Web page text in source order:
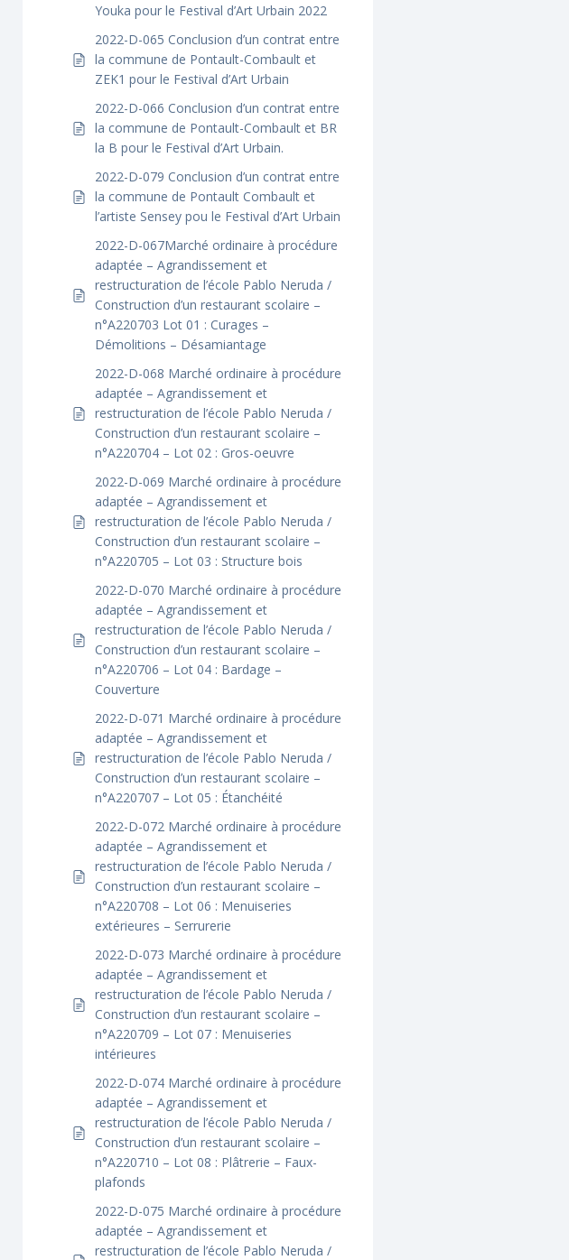
Youka pour le Festival d’Art Urbain 2022
2022-D-065 Conclusion d’un contrat entre
la commune de Pontault-Combault et
ZEK1 pour le Festival d’Art Urbain
2022-D-066 Conclusion d’un contrat entre
la commune de Pontault-Combault et BR
la B pour le Festival d’Art Urbain.
2022-D-079 Conclusion d’un contrat entre
la commune de Pontault Combault et
l’artiste Sensey pou le Festival d’Art Urbain
2022-D-067Marché ordinaire à procédure
adaptée – Agrandissement et
restructuration de l’école Pablo Neruda /
Construction d’un restaurant scolaire –
n°A220703 Lot 01 : Curages –
Démolitions – Désamiantage
2022-D-068 Marché ordinaire à procédure
adaptée – Agrandissement et
restructuration de l’école Pablo Neruda /
Construction d’un restaurant scolaire –
n°A220704 – Lot 02 : Gros-oeuvre
2022-D-069 Marché ordinaire à procédure
adaptée – Agrandissement et
restructuration de l’école Pablo Neruda /
Construction d’un restaurant scolaire –
n°A220705 – Lot 03 : Structure bois
2022-D-070 Marché ordinaire à procédure
adaptée – Agrandissement et
restructuration de l’école Pablo Neruda /
Construction d’un restaurant scolaire –
n°A220706 – Lot 04 : Bardage –
Couverture
2022-D-071 Marché ordinaire à procédure
adaptée – Agrandissement et
restructuration de l’école Pablo Neruda /
Construction d’un restaurant scolaire –
n°A220707 – Lot 05 : Étanchéité
2022-D-072 Marché ordinaire à procédure
adaptée – Agrandissement et
restructuration de l’école Pablo Neruda /
Construction d’un restaurant scolaire –
n°A220708 – Lot 06 : Menuiseries
extérieures – Serrurerie
2022-D-073 Marché ordinaire à procédure
adaptée – Agrandissement et
restructuration de l’école Pablo Neruda /
Construction d’un restaurant scolaire –
n°A220709 – Lot 07 : Menuiseries
intérieures
2022-D-074 Marché ordinaire à procédure
adaptée – Agrandissement et
restructuration de l’école Pablo Neruda /
Construction d’un restaurant scolaire –
n°A220710 – Lot 08 : Plâtrerie – Faux-
plafonds
2022-D-075 Marché ordinaire à procédure
adaptée – Agrandissement et
restructuration de l’école Pablo Neruda /